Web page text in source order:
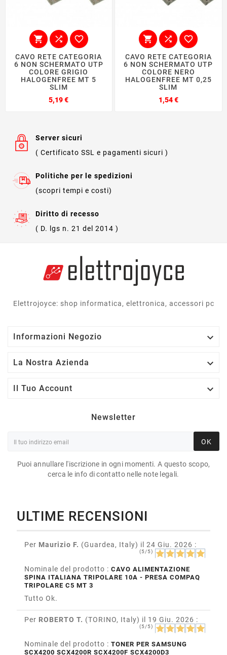
  
CAVO RETE CATEGORIA
6 NON SCHERMATO UTP
COLORE GRIGIO
HALOGENFREE MT 5
SLIM
5,19 €Prezzo
  
CAVO RETE CATEGORIA
6 NON SCHERMATO UTP
COLORE NERO
HALOGENFREE MT 0,25
SLIM
1,54 €Prezzo
Server sicuri
( Certificato SSL e pagamenti sicuri )
Politiche per le spedizioni
(scopri tempi e costi)
Diritto di recesso
( D. lgs n. 21 del 2014 )
Elettrojoyce: shop informatica, elettronica, accessori pc
Informazioni Negozio 
La Nostra Azienda 
Il Tuo Account 
Newsletter
OK
Puoi annullare l'iscrizione in ogni momenti. A questo scopo,
cerca le info di contatto nelle note legali.
ULTIME RECENSIONI
Per Maurizio F. (Guardea, Italy) il 24 Giu. 2026 :
(5/5)
Nominale del prodotto : CAVO ALIMENTAZIONE
SPINA ITALIANA TRIPOLARE 10A - PRESA COMPAQ
TRIPOLARE C5 MT 3
Tutto Ok.
Per ROBERTO T. (TORINO, Italy) il 19 Giu. 2026 :
(5/5)
Nominale del prodotto : TONER PER SAMSUNG
SCX4200 SCX4200R SCX4200F SCX4200D3